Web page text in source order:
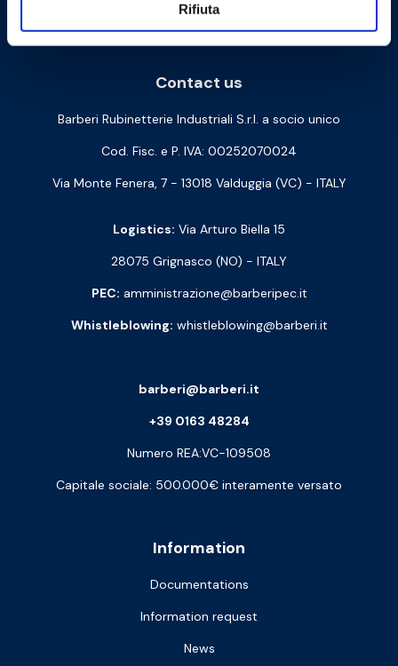
Rifiuta
Cookie Policy Privacy Policy
Contact us
Barberi Rubinetterie Industriali S.r.l. a socio unico
Cod. Fisc. e P. IVA: 00252070024
Via Monte Fenera, 7 - 13018 Valduggia (VC) - ITALY
Logistics: Via Arturo Biella 15
28075 Grignasco (NO) - ITALY
PEC: amministrazione@barberipec.it
Whistleblowing: whistleblowing@barberi.it
Information
Documentations
Information request
News
barberi@barberi.it
+39 0163 48284
Numero REA:VC-109508
Capitale sociale: 500.000€ interamente versato